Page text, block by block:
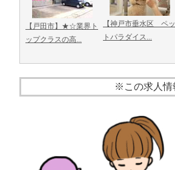
【戸田市】★☆業界ト
ップクラスの高...
【神戸市垂水区 ペッ
トパラダイス...
※この求人情